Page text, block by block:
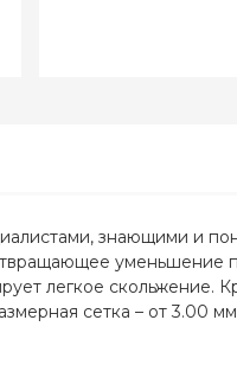
знающими и
уменьшение
легкое скольжение.
сетка – от 3.00